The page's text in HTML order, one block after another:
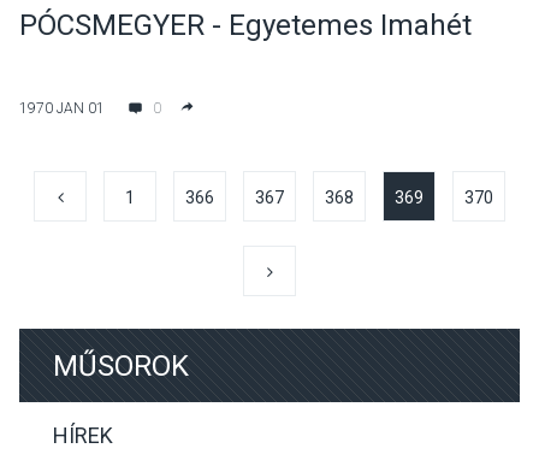
PÓCSMEGYER - Egyetemes Imahét
1970 JAN 01 0
1 366 367 368 369 370
MŰSOROK
HÍREK